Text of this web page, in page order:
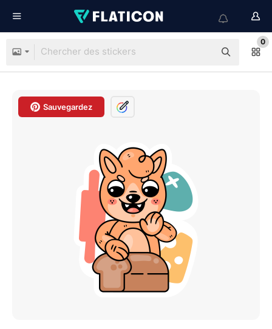
0
Sauvegardez